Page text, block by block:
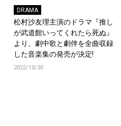
DRAMA
松村沙友理主演のドラマ『推し
が武道館いってくれたら死ぬ』
より、劇中歌と劇伴を全曲収録
した音楽集の発売が決定!
2022/10/30